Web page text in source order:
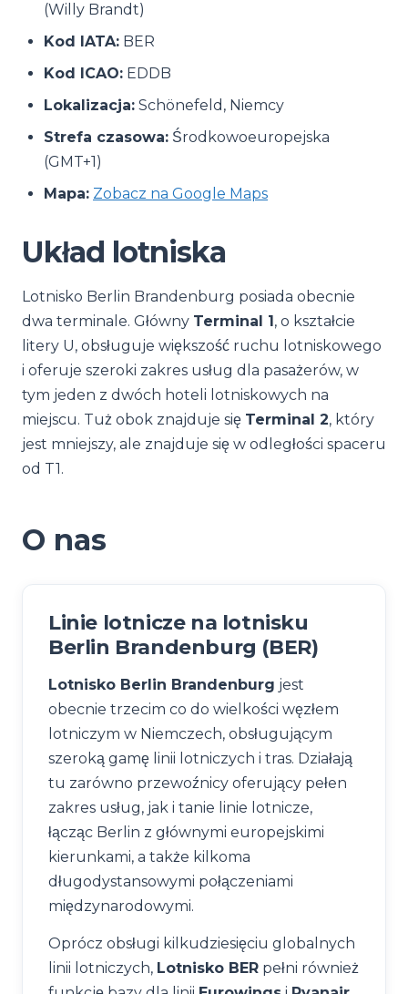
(Willy Brandt)
Kod IATA: BER
Kod ICAO: EDDB
Lokalizacja: Schönefeld, Niemcy
Strefa czasowa: Środkowoeuropejska
(GMT+1)
Mapa: Zobacz na Google Maps
Układ lotniska
Lotnisko Berlin Brandenburg posiada obecnie
dwa terminale. Główny Terminal 1, o kształcie
litery U, obsługuje większość ruchu lotniskowego
i oferuje szeroki zakres usług dla pasażerów, w
tym jeden z dwóch hoteli lotniskowych na
miejscu. Tuż obok znajduje się Terminal 2, który
jest mniejszy, ale znajduje się w odległości spaceru
od T1.
O nas
Linie lotnicze na lotnisku
Berlin Brandenburg (BER)
Lotnisko Berlin Brandenburg jest
obecnie trzecim co do wielkości węzłem
lotniczym w Niemczech, obsługującym
szeroką gamę linii lotniczych i tras. Działają
tu zarówno przewoźnicy oferujący pełen
zakres usług, jak i tanie linie lotnicze,
łącząc Berlin z głównymi europejskimi
kierunkami, a także kilkoma
długodystansowymi połączeniami
międzynarodowymi.
Oprócz obsługi kilkudziesięciu globalnych
linii lotniczych, Lotnisko BER pełni również